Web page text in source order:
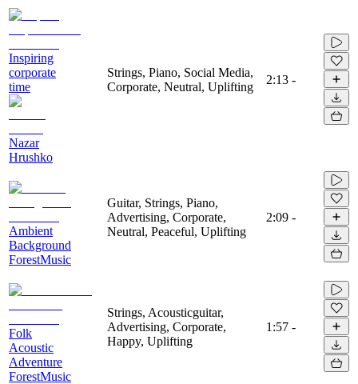
Inspiring
corporate
time
Nazar
Hrushko
Strings, Piano, Social Media,
Corporate, Neutral, Uplifting
2:13 -
Ambient
Background
ForestMusic
Guitar, Strings, Piano,
Advertising, Corporate,
Neutral, Peaceful, Uplifting
2:09 -
Folk
Acoustic
Adventure
ForestMusic
Strings, Acousticguitar,
Advertising, Corporate,
Happy, Uplifting
1:57 -